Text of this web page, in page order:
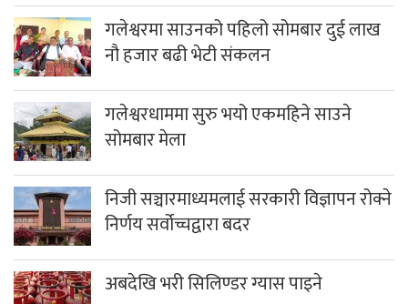
गलेश्वरमा साउनको पहिलो सोमबार दुई लाख
नौ हजार बढी भेटी संकलन
गलेश्वरधाममा सुरु भयो एकमहिने साउने
सोमबार मेला
निजी सञ्चारमाध्यमलाई सरकारी विज्ञापन रोक्ने
निर्णय सर्वोच्चद्वारा बदर
अबदेखि भरी सिलिण्डर ग्यास पाइने